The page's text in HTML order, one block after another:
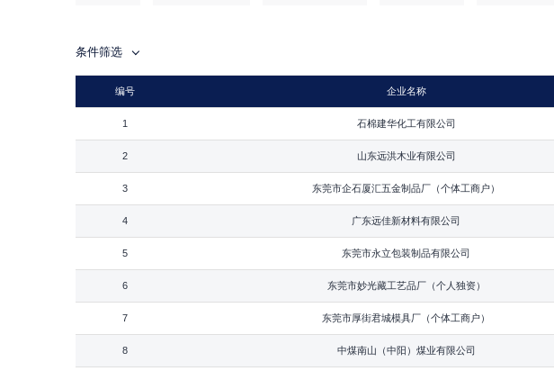
条件筛选
编号 企业名称
1 石棉建华化工有限公司
2 山东远洪木业有限公司
3 东莞市企石厦汇五金制品厂（个体工商户）
4 广东远佳新材料有限公司
5 东莞市永立包装制品有限公司
6 东莞市妙光藏工艺品厂（个人独资）
7 东莞市厚街君城模具厂（个体工商户）
8 中煤南山（中阳）煤业有限公司